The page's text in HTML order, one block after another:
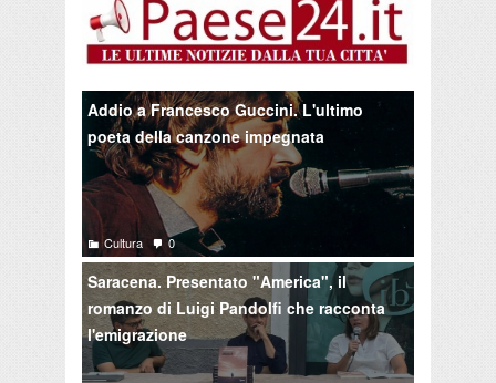
Addio a Francesco Guccini. L'ultimo
poeta della canzone impegnata
Cultura 0
Saracena. Presentato "America", il
romanzo di Luigi Pandolfi che racconta
l'emigrazione